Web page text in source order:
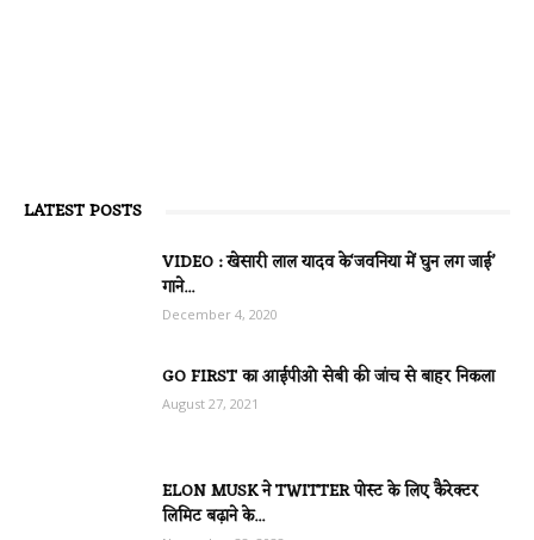
LATEST POSTS
VIDEO : खेसारी लाल यादव के‘जवनिया में घुन लग जाई’
गाने...
December 4, 2020
GO FIRST का आईपीओ सेबी की जांच से बाहर निकला
August 27, 2021
ELON MUSK ने TWITTER पोस्ट के लिए कैरेक्टर
लिमिट बढ़ाने के...